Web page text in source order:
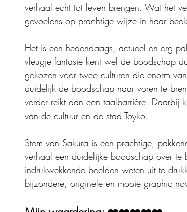
verhaal echt tot leven brengen. Wat het
gevoelens op prachtige wijze in haar
Het is een hedendaags, actueel en erg
vleugje fantasie kent wel de boodschap
gekozen voor twee culturen die enorm
duidelijk de boodschap naar voren te
verder reikt dan een taalbarrière. Daarbij
van de cultuur en de stad Toyko.
Stem van Sakura is een prachtige,
verhaal een duidelijke boodschap over te
indrukwekkende beelden weten uit te
bijzondere, originele en mooie graphic